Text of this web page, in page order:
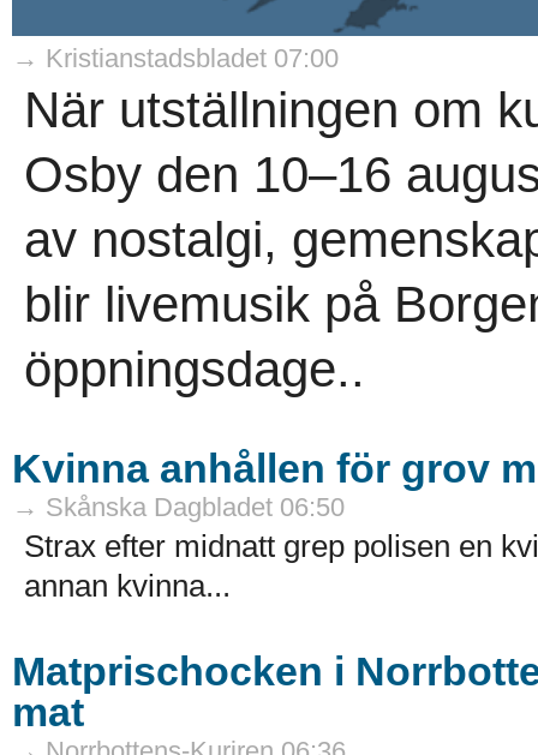
→ Kristianstadsbladet 07:00
När utställningen om
Osby den 10–16
av nostalgi,
blir livemusik på
öppningsdage..
Kvinna anhållen för grov
→ Skånska Dagbladet 06:50
Strax efter midnatt grep polisen en
annan kvinna...
Matprischocken i
mat